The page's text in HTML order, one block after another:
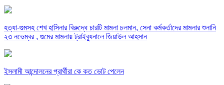
হত্যা-গুমসহ শেখ হাসিনার বিরুদ্ধে চারটি মামলা চলমান, সেনা কর্মকর্তাদের মামলার শুনানি
২৩ নভেম্বর , গুমের মামলায় ট্রাইব্যুনালে জিয়াউল আহসান
ইসলামী আন্দোলনের প্রার্থীরা কে কত ভোট পেলেন